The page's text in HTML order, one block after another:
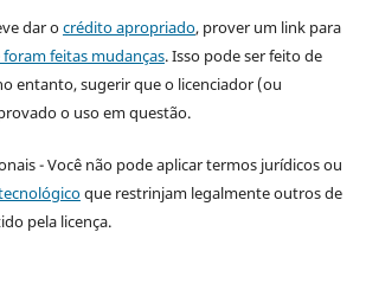
dar ocrédito apropriado, prover um link para
foram feitas mudanças. Isso pode ser feito de
entanto, sugerir que o licenciador (ou
o uso em questão.
- Você não pode aplicar termos jurídicos ou
que restrinjam legalmente outros de
pela licença.